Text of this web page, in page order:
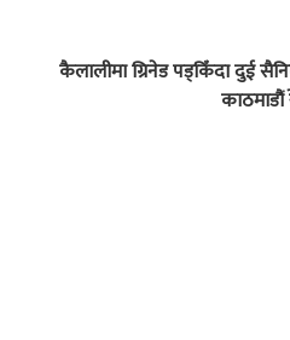
कैलालीमा ग्रिनेड पड्किँदा दुई